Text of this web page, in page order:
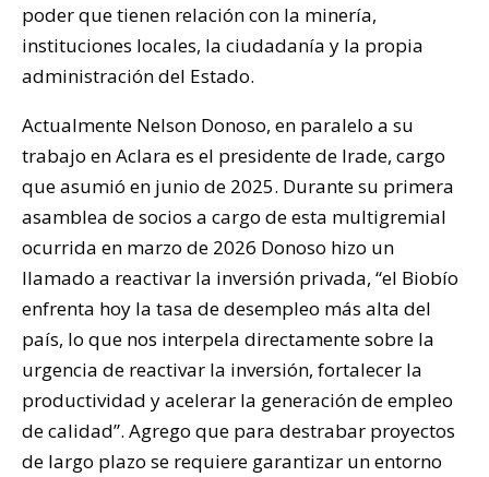
poder que tienen relación con la minería,
instituciones locales, la ciudadanía y la propia
administración del Estado.
Actualmente Nelson Donoso, en paralelo a su
trabajo en Aclara es el presidente de Irade, cargo
que asumió en junio de 2025. Durante su primera
asamblea de socios a cargo de esta multigremial
ocurrida en marzo de 2026 Donoso hizo un
llamado a reactivar la inversión privada, “el Biobío
enfrenta hoy la tasa de desempleo más alta del
país, lo que nos interpela directamente sobre la
urgencia de reactivar la inversión, fortalecer la
productividad y acelerar la generación de empleo
de calidad”. Agrego que para destrabar proyectos
de largo plazo se requiere garantizar un entorno